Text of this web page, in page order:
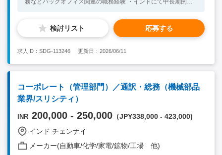
務などバックオフィス関連の職務経験 ・インドにて中長期的に
検討リスト 応募する
求人ID：SDG-113246 更新日：2026/06/11
コーポレート（管理部門）／通訳・総務（機械部品
業界/スリシティ）
INR 200,000 - 250,000 （JPY338,000 - 423,000)
インド チェンナイ
メーカー(自動車/化学/家電/鉱物/工場 他)